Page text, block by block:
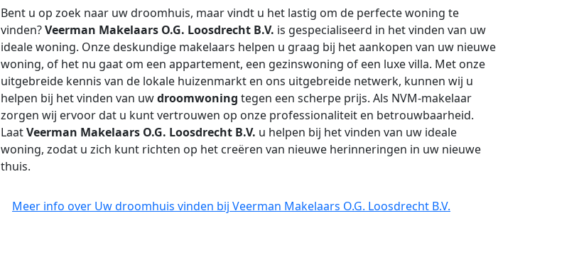
Bent u op zoek naar uw droomhuis, maar vindt u het lastig om de perfecte woning te
vinden?Veerman Makelaars O.G. Loosdrecht B.V. is gespecialiseerd in het vinden van uw
ideale woning. Onze deskundige makelaars helpen u graag bij het aankopen van uw nieuwe
woning, of het nu gaat om een appartement, een gezinswoning of een luxe villa. Met onze
uitgebreide kennis van de lokale huizenmarkt en ons uitgebreide netwerk, kunnen wij u
helpen bij het vinden van uwdroomwoning tegen een scherpe prijs. Als NVM-makelaar
zorgen wij ervoor dat u kunt vertrouwen op onze professionaliteit en betrouwbaarheid.
LaatVeerman Makelaars O.G. Loosdrecht B.V. u helpen bij het vinden van uw ideale
woning, zodat u zich kunt richten op het creëren van nieuwe herinneringen in uw nieuwe
thuis.
Meer info over Uw droomhuis vinden bij Veerman Makelaars O.G. Loosdrecht B.V.